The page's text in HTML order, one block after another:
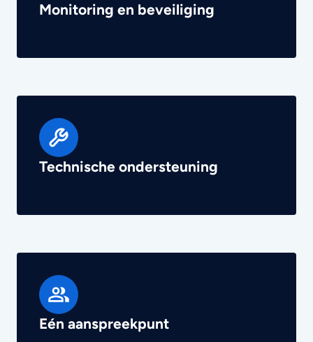
Monitoring en beveiliging
Technische ondersteuning
Eén aanspreekpunt